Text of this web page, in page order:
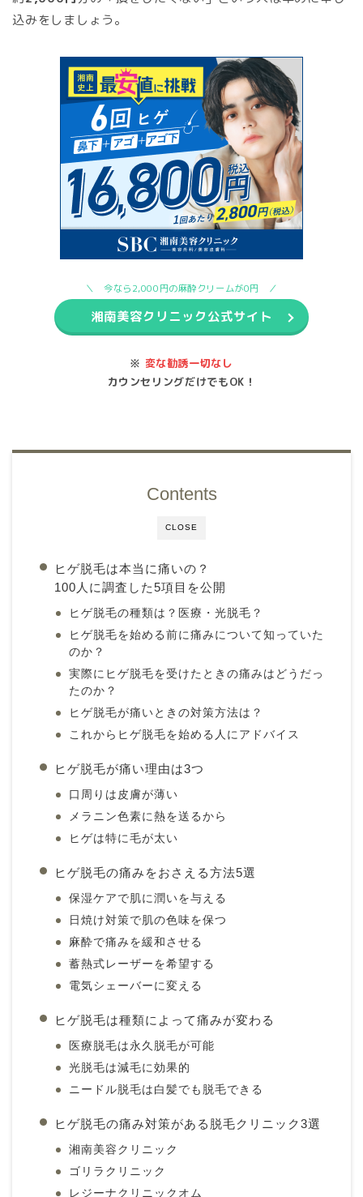
込みをしましょう。
今なら2,000円の麻酔クリームが0円
湘南美容クリニック公式サイト
※ 変な勧誘一切なし
カウンセリングだけでもOK！
CLOSE
Contents
ヒゲ脱毛は本当に痛いの？
100人に調査した5項目を公開
ヒゲ脱毛の種類は？医療・光脱毛？
ヒゲ脱毛を始める前に痛みについて知っていた
のか？
実際にヒゲ脱毛を受けたときの痛みはどうだっ
たのか？
ヒゲ脱毛が痛いときの対策方法は？
これからヒゲ脱毛を始める人にアドバイス
ヒゲ脱毛が痛い理由は3つ
口周りは皮膚が薄い
メラニン色素に熱を送るから
ヒゲは特に毛が太い
ヒゲ脱毛の痛みをおさえる方法5選
保湿ケアで肌に潤いを与える
日焼け対策で肌の色味を保つ
麻酔で痛みを緩和させる
蓄熱式レーザーを希望する
電気シェーバーに変える
ヒゲ脱毛は種類によって痛みが変わる
医療脱毛は永久脱毛が可能
光脱毛は減毛に効果的
ニードル脱毛は白髪でも脱毛できる
ヒゲ脱毛の痛み対策がある脱毛クリニック3選
湘南美容クリニック
ゴリラクリニック
レジーナクリニックオム